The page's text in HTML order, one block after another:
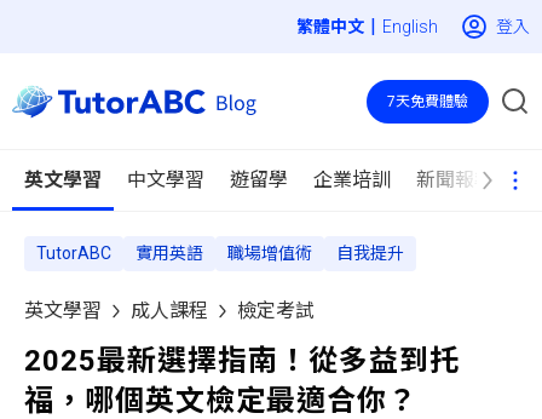
| English 登入
英文學習 中文學習 遊留學 企業培訓 新聞報導
7天免費體驗
TutorABC 實用英語 職場增值術 自我提升
英文學習 成人課程 檢定考試
2025最新選擇指南！從多益到托
福，哪個英文檢定最適合你？